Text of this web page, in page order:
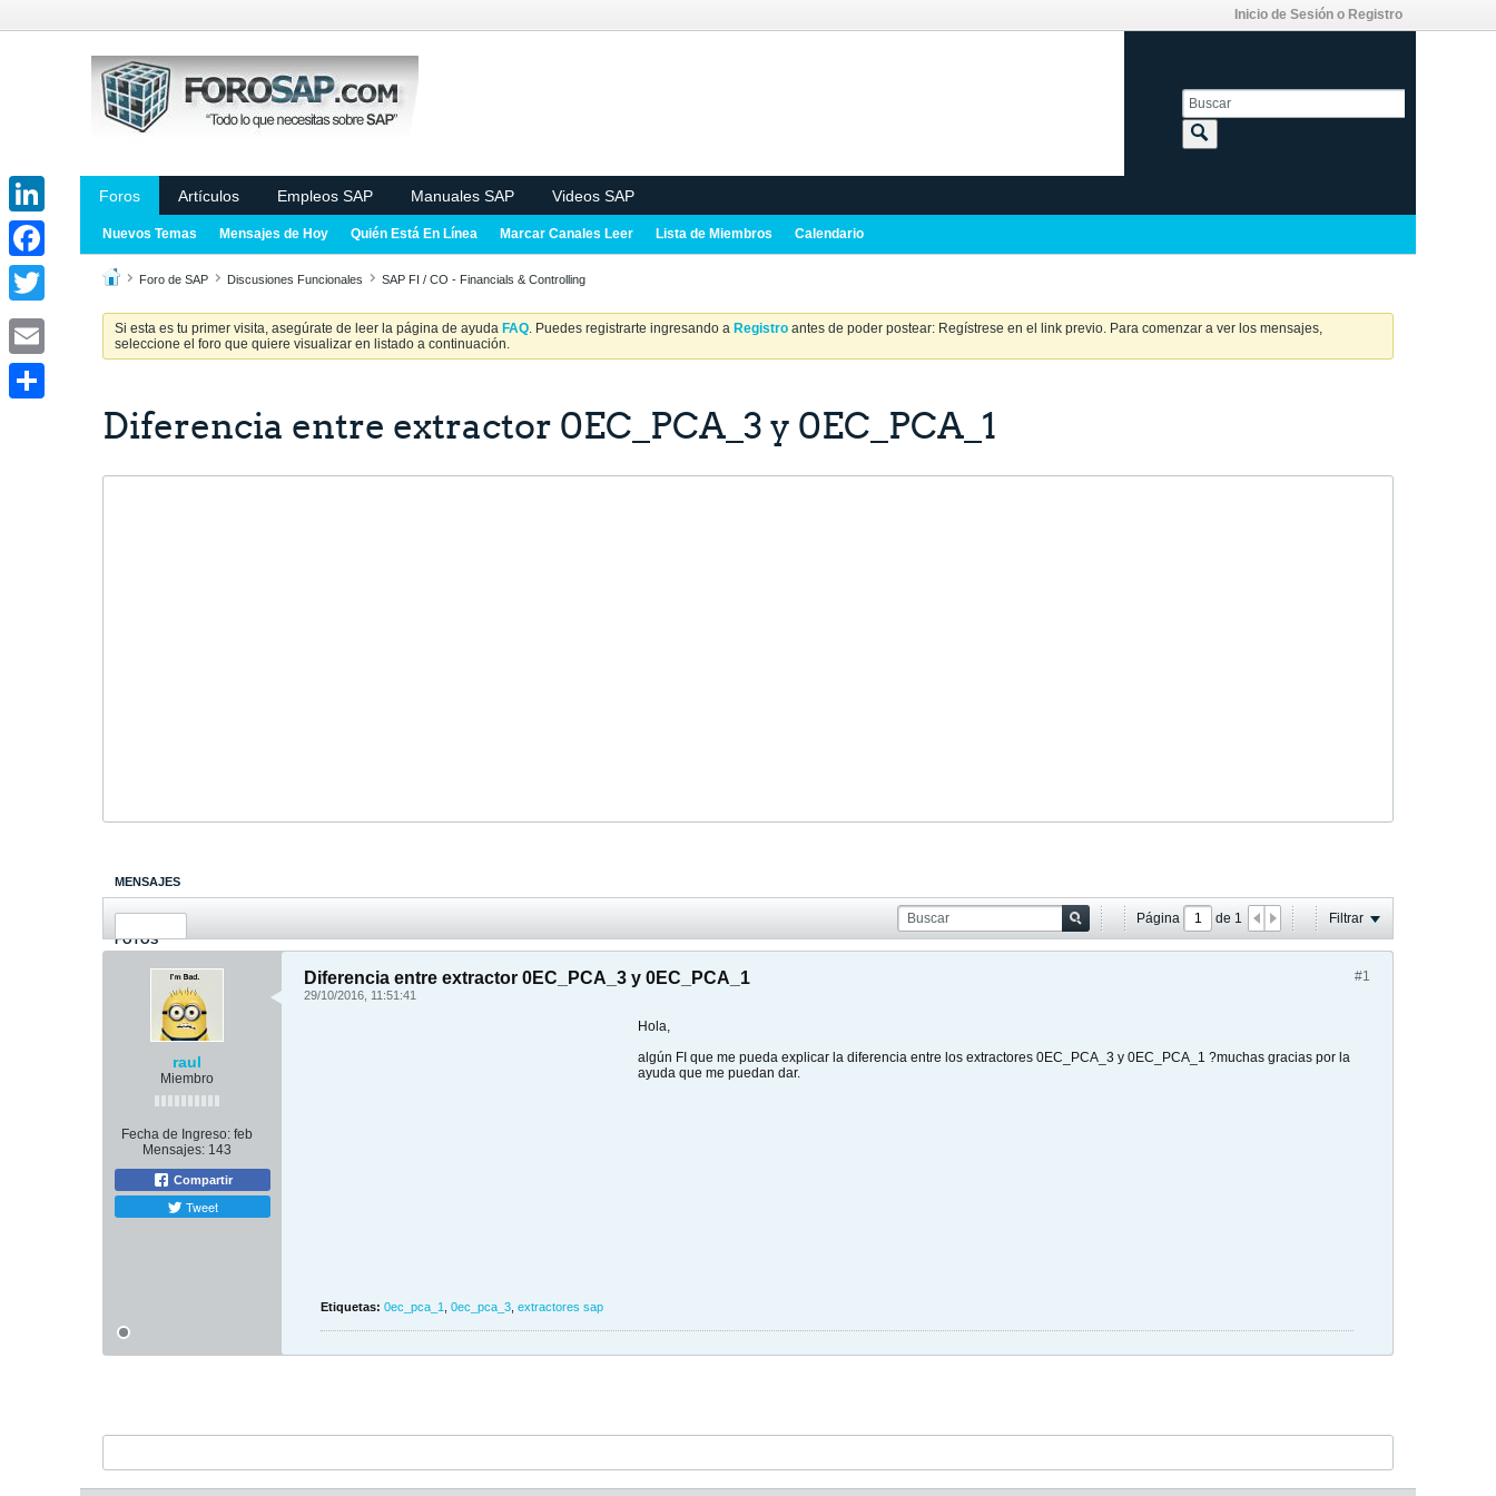
Inicio de Sesión o Registro
Foros Artículos Empleos SAP Manuales SAP Videos SAP
Nuevos Temas Mensajes de Hoy Quién Está En Línea Marcar Canales Leer Lista de Miembros Calendario
Foro de SAP Discusiones Funcionales SAP FI / CO - Financials & Controlling
Si esta es tu primer visita, asegúrate de leer la página de ayuda FAQ. Puedes registrarte ingresando a Registro antes de poder postear: Regístrese en el link previo. Para comenzar a ver los mensajes,
seleccione el foro que quiere visualizar en listado a continuación.
Diferencia entre extractor 0EC_PCA_3 y 0EC_PCA_1
MENSAJES
ÚLTIMA ACTIVIDAD
FOTOS
Página de 1 Filtrar
raul
Miembro
Fecha de Ingreso: feb
Mensajes: 143
Compartir
Tweet
#1
Diferencia entre extractor 0EC_PCA_3 y 0EC_PCA_1
29/10/2016, 11:51:41
Hola,
algún FI que me pueda explicar la diferencia entre los extractores 0EC_PCA_3 y 0EC_PCA_1 ?muchas gracias por la
ayuda que me puedan dar.
Etiquetas: 0ec_pca_1 0ec_pca_3 extractores sap
LinkedIn
Facebook
Twitter
Email